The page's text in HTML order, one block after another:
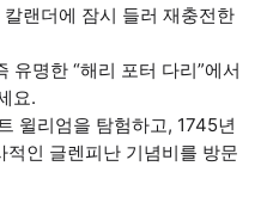
랜더에 잠시 들러 재충전한
유명한 “해리 포터 다리”에서
요.
윌리엄을 탐험하고, 1745년
인 글렌피난 기념비를 방문